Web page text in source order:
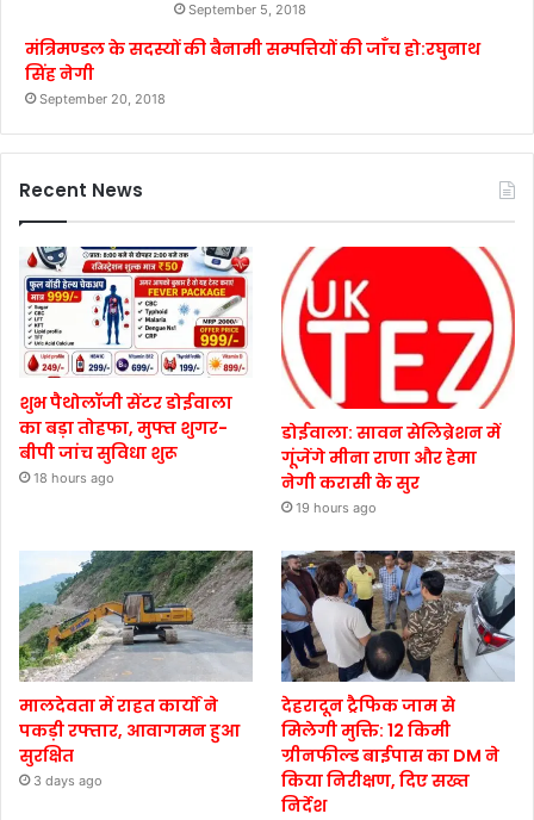
September 5, 2018
मंत्रिमण्डल के सदस्यों की बैनामी सम्पत्तियों की जाँच हो:रघुनाथ
सिंह नेगी
September 20, 2018
Recent News
शुभ पैथोलॉजी सेंटर डोईवाला
का बड़ा तोहफा, मुफ्त शुगर-
बीपी जांच सुविधा शुरू
18 hours ago
डोईवाला: सावन सेलिब्रेशन में
गूंजेंगे मीना राणा और हेमा
नेगी करासी के सुर
19 hours ago
मालदेवता में राहत कार्यों ने
पकड़ी रफ्तार, आवागमन हुआ
सुरक्षित
3 days ago
देहरादून ट्रैफिक जाम से
मिलेगी मुक्ति: 12 किमी
ग्रीनफील्ड बाईपास का DM ने
किया निरीक्षण, दिए सख्त
निर्देश